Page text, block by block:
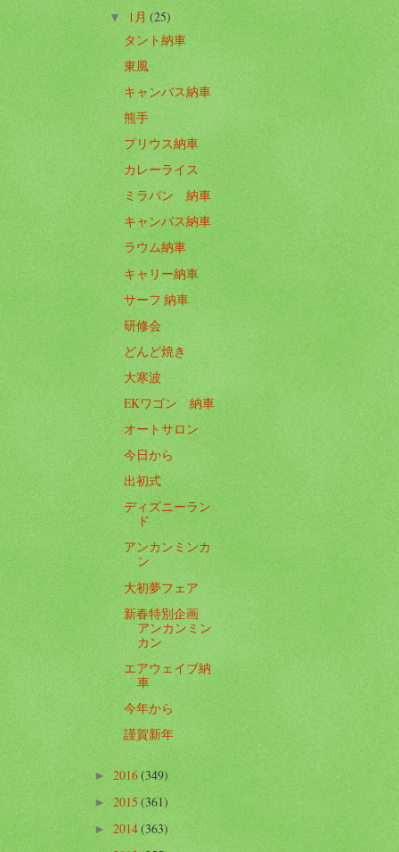
▼1月(25)
タント納車
東風
キャンバス納車
熊手
プリウス納車
カレーライス
ミラバン 納車
キャンバス納車
ラウム納車
キャリー納車
サーフ 納車
研修会
どんど焼き
大寒波
EKワゴン 納車
オートサロン
今日から
出初式
ディズニーラン
ド
アンカンミンカ
ン
大初夢フェア
新春特別企画
アンカンミン
カン
エアウェイブ納
車
今年から
謹賀新年
►2016(349)
►2015(361)
►2014(363)